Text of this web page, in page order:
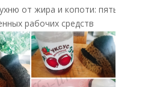
от жира и копоти: пять
рабочих средств